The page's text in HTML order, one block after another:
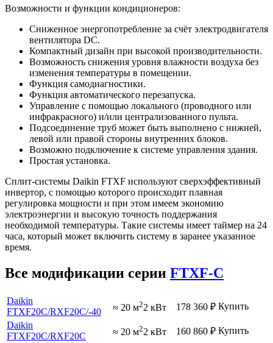
Возможности и функции кондиционеров:
Сниженное энергопотребление за счёт электродвигателя
вентилятора DC.
Компактный дизайн при высокой производительности.
Возможность снижения уровня влажности воздуха без
изменения температуры в помещении.
Функция самодиагностики.
Функция автоматического перезапуска.
Управление с помощью локального (проводного или
инфракрасного) и/или централизованного пульта.
Подсоединение труб может быть выполнено с нижней,
левой или правой стороны внутренних блоков.
Возможно подключение к системе управления здания.
Простая установка.
Сплит-системы Daikin FTXF используют сверхэффективный
инвертор, с помощью которого происходит плавная
регулировка мощности и при этом имеем экономию
электроэнергии и высокую точность поддержания
необходимой температуры. Такие системы имеет таймер на 24
часа, который может включить систему в заранее указанное
время.
Все модификации серии FTXF-C
Daikin
FTXF20C/RXF20C/-40 ≈ 20 м22 кВт 178 360 ₽ Купить
Daikin
FTXF20C/RXF20C ≈ 20 м22 кВт 160 860 ₽ Купить